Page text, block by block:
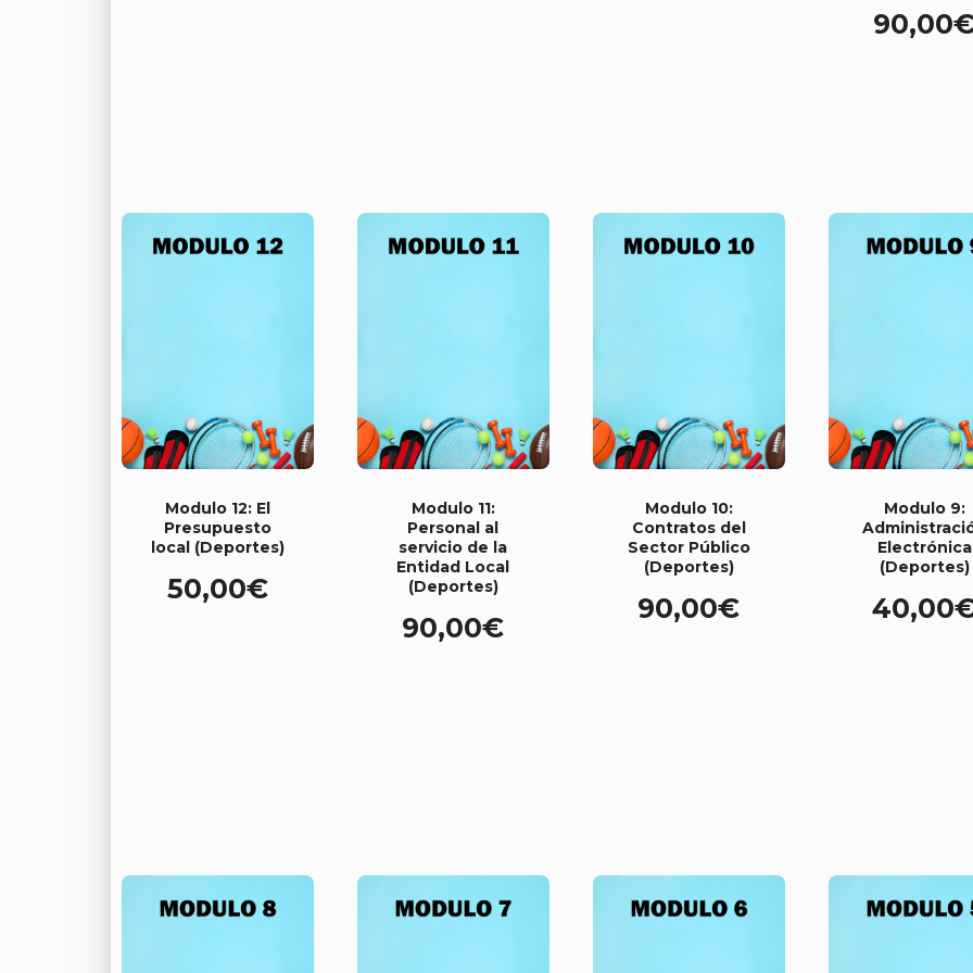
90,00
Modulo 12: El
Presupuesto
local (Deportes)
50,00€
Modulo 11:
Personal al
servicio de la
Entidad Local
(Deportes)
90,00€
Modulo 10:
Contratos del
Sector Público
(Deportes)
90,00€
Modulo 9:
Electrónica
(Deportes)
40,00